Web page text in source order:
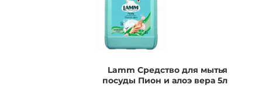
Lamm Средство для мытья
посуды Пион и алоэ вера 5л